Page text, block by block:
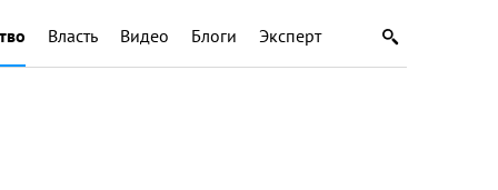
Власть Видео Блоги Эксперт